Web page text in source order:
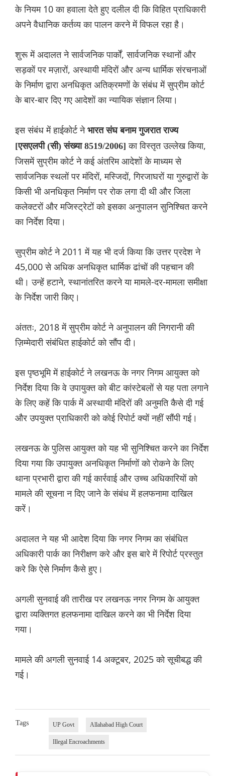
के नियम 10 का हवाला देते हुए दलील दी कि विहित प्राधिकारी
अपने वैधानिक कर्तव्य का पालन करने में विफल रहा है।
शुरू में अदालत ने सार्वजनिक पार्कों, सार्वजनिक स्थानों और
सड़कों पर मज़ारों, अस्थायी मंदिरों और अन्य धार्मिक संरचनाओं
के निर्माण द्वारा अनधिकृत अतिक्रमणों के संबंध में सुप्रीम कोर्ट
के बार-बार दिए गए आदेशों का न्यायिक संज्ञान लिया।
इस संबंध में हाईकोर्ट ने भारत संघ बनाम गुजरात राज्य
[एसएलपी (सी) संख्या 8519/2006]का विस्तृत उल्लेख किया,
जिसमें सुप्रीम कोर्ट ने कई अंतरिम आदेशों के माध्यम से
सार्वजनिक स्थलों पर मंदिरों, मस्जिदों, गिरजाघरों या गुरुद्वारों के
किसी भी अनधिकृत निर्माण पर रोक लगा दी थी और जिला
कलेक्टरों और मजिस्ट्रेटों को इसका अनुपालन सुनिश्चित करने
का निर्देश दिया।
सुप्रीम कोर्ट ने 2011 में यह भी दर्ज किया कि उत्तर प्रदेश ने
45,000 से अधिक अनधिकृत धार्मिक ढांचों की पहचान की
थी। उन्हें हटाने, स्थानांतरित करने या मामले-दर-मामला समीक्षा
के निर्देश जारी किए।
अंततः, 2018 में सुप्रीम कोर्ट ने अनुपालन की निगरानी की
ज़िम्मेदारी संबंधित हाईकोर्ट को सौंप दी।
इस पृष्ठभूमि में हाईकोर्ट ने लखनऊ के नगर निगम आयुक्त को
निर्देश दिया कि वे उपायुक्त को बीट कांस्टेबलों से यह पता लगाने
के लिए कहें कि पार्क में अस्थायी मंदिरों की अनुमति कैसे दी गई
और उपयुक्त प्राधिकारी को कोई रिपोर्ट क्यों नहीं सौंपी गई।
लखनऊ के पुलिस आयुक्त को यह भी सुनिश्चित करने का निर्देश
दिया गया कि उपायुक्त अनधिकृत निर्माणों को रोकने के लिए
थाना प्रभारी द्वारा की गई कार्रवाई और उच्च अधिकारियों को
मामले की सूचना न दिए जाने के संबंध में हलफनामा दाखिल
करें।
अदालत ने यह भी आदेश दिया कि नगर निगम का संबंधित
अधिकारी पार्क का निरीक्षण करे और इस बारे में रिपोर्ट प्रस्तुत
करे कि ऐसे निर्माण कैसे हुए।
अगली सुनवाई की तारीख पर लखनऊ नगर निगम के आयुक्त
द्वारा व्यक्तिगत हलफनामा दाखिल करने का भी निर्देश दिया
गया।
मामले की अगली सुनवाई 14 अक्टूबर, 2025 को सूचीबद्ध की
गई।
Tags UP Govt Allahabad High Court
Illegal Encroachments